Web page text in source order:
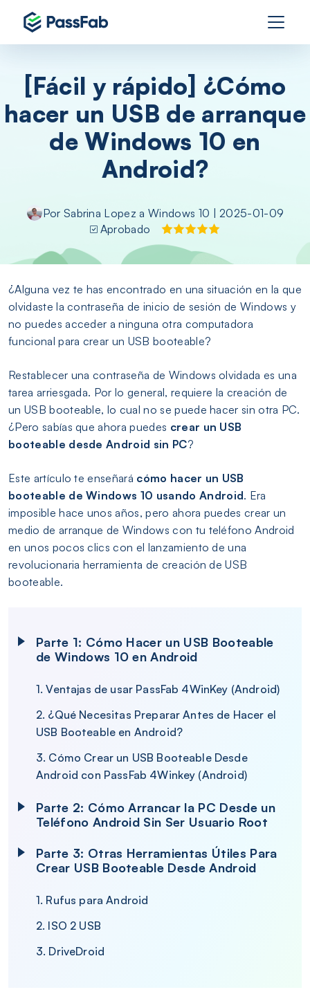
[Fácil y rápido] ¿Cómo
hacer un USB de arranque
de Windows 10 en
Android?
Por Sabrina Lopez aWindows 10 | 2025-01-09
Aprobado
¿Alguna vez te has encontrado en una situación en la que
olvidaste la contraseña de inicio de sesión de Windows y
no puedes acceder a ninguna otra computadora
funcional para crear un USB booteable?
Restablecer una contraseña de Windows olvidada es una
tarea arriesgada. Por lo general, requiere la creación de
un USB booteable, lo cual no se puede hacer sin otra PC.
¿Pero sabías que ahora puedes crear un USB
booteable desde Android sin PC?
Este artículo te enseñará cómo hacer un USB
booteable de Windows 10 usando Android. Era
imposible hace unos años, pero ahora puedes crear un
medio de arranque de Windows con tu teléfono Android
en unos pocos clics con el lanzamiento de una
revolucionaria herramienta de creación de USB
booteable.
Parte 1: Cómo Hacer un USB Booteable
de Windows 10 en Android
1. Ventajas de usar PassFab 4WinKey (Android)
2. ¿Qué Necesitas Preparar Antes de Hacer el
USB Booteable en Android?
3. Cómo Crear un USB Booteable Desde
Android con PassFab 4Winkey (Android)
Parte 2: Cómo Arrancar la PC Desde un
Teléfono Android Sin Ser Usuario Root
Parte 3: Otras Herramientas Útiles Para
Crear USB Booteable Desde Android
1. Rufus para Android
2. ISO 2 USB
3. DriveDroid